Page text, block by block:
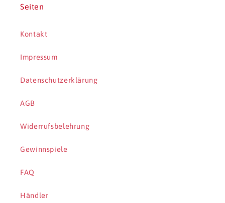
Seiten
Kontakt
Impressum
Datenschutzerklärung
AGB
Widerrufsbelehrung
Gewinnspiele
FAQ
Händler